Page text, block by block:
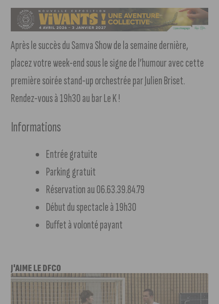
Après le succès du Samva Show de la semaine dernière,
placez votre week-end sous le signe de l’humour avec cette
première soirée stand-up orchestrée par Julien Briset.
Rendez-vous à 19h30 au bar Le K !
Informations
Entrée gratuite
Parking gratuit
Réservation au 06.63.39.84.79
Début du spectacle à 19h30
Buffet à volonté payant
J'AIME LE DFCO